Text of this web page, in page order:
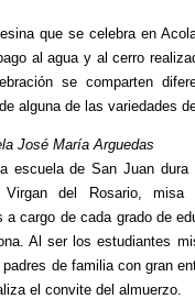
que se celebra en
al agua y al cerro
se comparten
alguna de las variedades
José María Arguedas
escuela de San Juan
del Rosario,
a cargo de cada grado de
Al ser los estudiantes
de familia con gran
el convite del almuerzo.